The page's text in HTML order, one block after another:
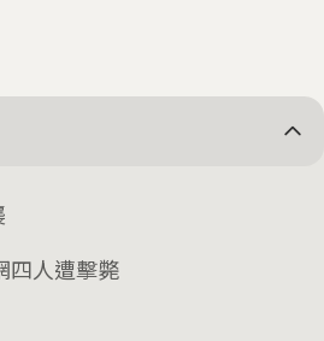
四人遭擊斃